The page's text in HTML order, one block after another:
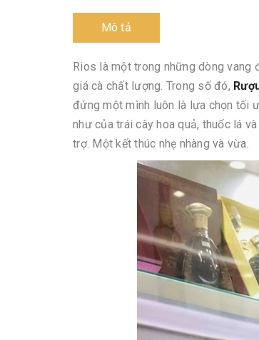
Mô tả
Rios là một trong những dòng vang
giá cà chất lượng. Trong số đó,
đứng một mình luôn là lựa chọn tối
như của trái cây hoa quả, thuốc lá
trợ. Một kết thúc nhẹ nhàng và vừa.